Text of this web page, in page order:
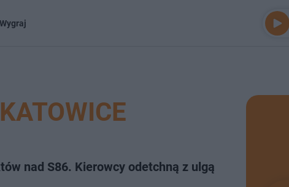
Wygraj
nad S86. Kierowcy odetchną z ulgą